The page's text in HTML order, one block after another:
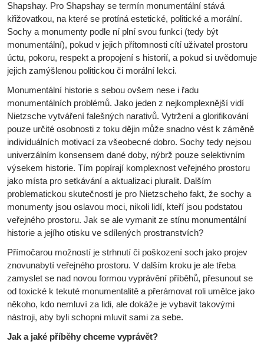
Shapshay. Pro Shapshay se termín monumentální stává
křižovatkou, na které se protíná estetické, politické a morální.
Sochy a monumenty podle ní plní svou funkci (tedy být
monumentální), pokud v jejich přítomnosti cítí uživatel prostoru
úctu, pokoru, respekt a propojení s historií, a pokud si uvědomuje
jejich zamýšlenou politickou či morální lekci.
Monumentální historie s sebou ovšem nese i řadu
monumentálních problémů. Jako jeden z nejkomplexnější vidí
Nietzsche vytváření falešných narativů. Vytržení a glorifikování
pouze určité osobnosti z toku dějin může snadno vést k záměně
individuálních motivací za všeobecné dobro. Sochy tedy nejsou
univerzálním konsensem dané doby, nýbrž pouze selektivním
výsekem historie. Tím popírají komplexnost veřejného prostoru
jako místa pro setkávání a aktualizaci pluralit. Dalším
problematickou skutečností je pro Nietzscheho fakt, že sochy a
monumenty jsou oslavou moci, nikoli lidí, kteří jsou podstatou
veřejného prostoru. Jak se ale vymanit ze stínu monumentální
historie a jejího otisku ve sdílených prostranstvích?
Přímočarou možností je strhnutí či poškození soch jako projev
znovunabytí veřejného prostoru. V dalším kroku je ale třeba
zamyslet se nad novou formou vyprávění příběhů, přesunout se
od toxické k tekuté monumentalitě a přerámovat roli umělce jako
někoho, kdo nemluví za lidi, ale dokáže je vybavit takovými
nástroji, aby byli schopni mluvit sami za sebe.
Jak a jaké příběhy chceme vyprávět?